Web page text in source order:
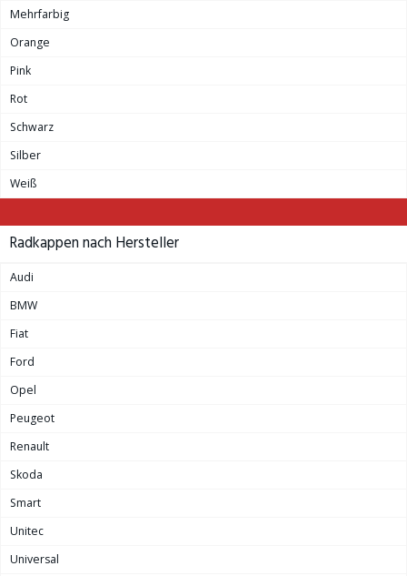
Mehrfarbig
Orange
Pink
Rot
Schwarz
Silber
Weiß
Radkappen nach Hersteller
Audi
BMW
Fiat
Ford
Opel
Peugeot
Renault
Skoda
Smart
Unitec
Universal